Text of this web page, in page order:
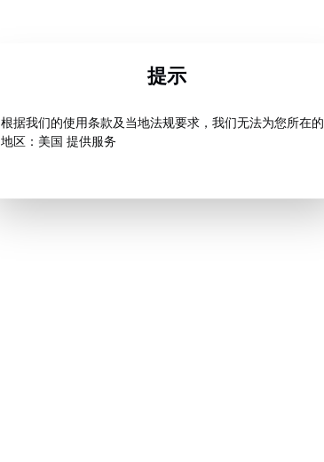
提示
根据我们的使用条款及当地法规要求，我们无法为您所在的
地区：美国 提供服务